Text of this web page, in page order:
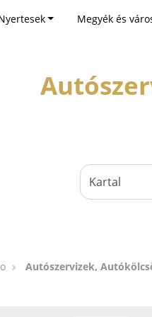
Megyék és
Autószervizek,